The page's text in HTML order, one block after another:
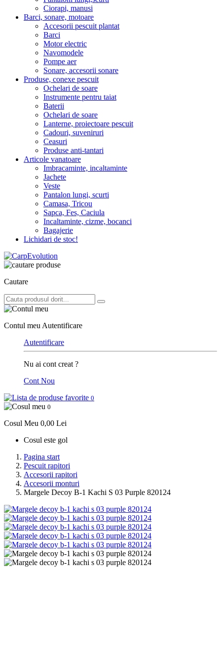
Ciorapi, manusi
Barci, sonare, motoare
Accesorii pescuit plantat
Barci
Motor electric
Navomodele
Pompe aer
Sonare, accesorii sonare
Produse, conexe pescuit
Ochelari de soare
Instrumente pentru taiat
Baterii
Ochelari de soare
Lanterne, proiectoare pescuit
Cadouri, suveniruri
Ceasuri
Produse anti-tantari
Articole vanatoare
Imbracaminte, incaltaminte
Jachete
Veste
Pantalon lungi, scurti
Camasa, Tricou
Sapca, Fes, Caciula
Incaltaminte, cizme, bocanci
Bagajerie
Lichidari de stoc!
Cautare
Contul meu Autentificare
Autentificare
Nu ai cont creat ?
Cont Nou
0
0
Cosul Meu 0,00 Lei
Cosul este gol
Pagina start
Pescuit rapitori
Accesorii rapitori
Accesorii monturi
Margele Decoy B-1 Kachi S 03 Purple 820124